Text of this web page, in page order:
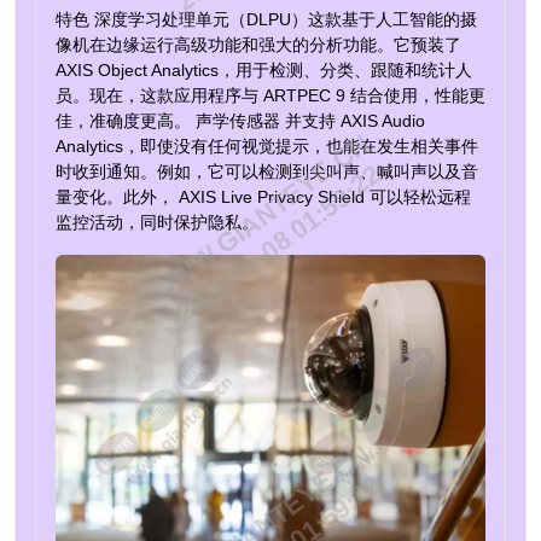
特色 深度学习处理单元（DLPU） 这款基于人工智能的摄
像机在边缘运行高级功能和强大的分析功能。它预装了
AXIS Object Analytics，用于检测、分类、跟随和统计人
员。现在，这款应用程序与 ARTPEC 9 结合使用，性能更
佳，准确度更高。 声学传感器 并支持 AXIS Audio
Analytics，即使没有任何视觉提示，也能在发生相关事件
时收到通知。例如，它可以检测到尖叫声、喊叫声以及音
量变化。此外， AXIS Live Privacy Shield 可以轻松远程
监控活动，同时保护隐私。
WWW.GIANTEYE.CN
2026-08-08 01:59:22